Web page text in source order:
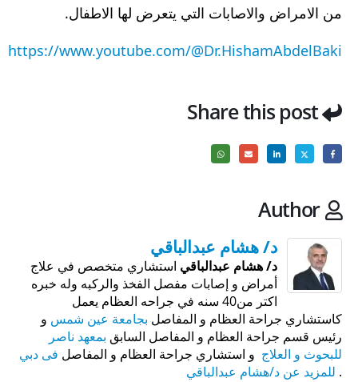
من الامراض والاصابات التي يتعرض لها الاطفال.
https://www.youtube.com/@Dr.HishamAbdelBaki
Share this post
Author
د/ هشام عبدالباقي
د/ هشام عبدالباقي استشاري متخصص في علاج
أمراض و إصابات مفصل الفخذ والركبه وله خبره
اكتر من40 سنه في جراحه العظام يعمل
كاستشاري جراحة العظام و المفاصل بجامعة عين شمس و
رئيس قسم جراحة العظام و المفاصل السابق بمعهد ناصر
للبحوث و العلاج و استشاري جراحة العظام و المفاصل فى دبي
. للمزيد عن د/هشام عبدالباقي